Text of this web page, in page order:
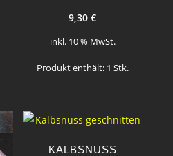
9,30€
inkl. 10 % MwSt.
Produkt enthält: 1 Stk.
KALBSNUSS